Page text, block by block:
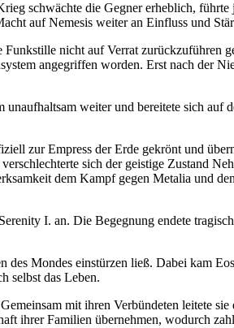
schwächte die Gegner erheblich,
auf Nemesis weiter an Einfluss und
nicht auf Verrat zurückzuführen
angegriffen worden. Erst nach der
weiter und bereitete sich auf
zur Empress der Erde gekrönt und
sich der geistige Zustand
dem Kampf gegen Metalia und
I. an. Die Begegnung endete
Mondes einstürzen ließ. Dabei kam
selbst das Leben.
mit ihren Verbündeten leitete sie
ihrer Familien übernehmen, wodurch